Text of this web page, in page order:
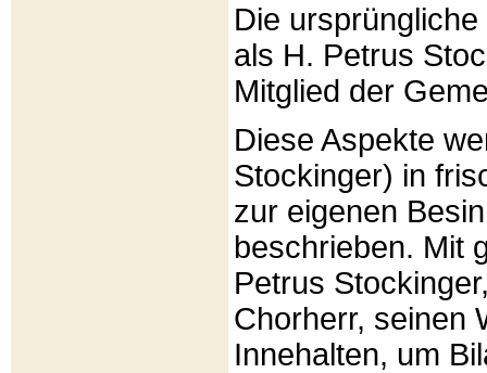
Die
als H. Petrus
Mitglied der
Diese Aspekte
Stockinger) in
zur eigenen
beschrieben. Mit
Petrus
Chorherr, seinen
Innehalten, um